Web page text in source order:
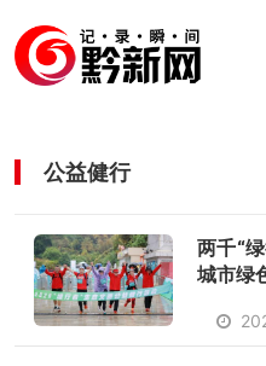
公益健行
两千“
城市绿